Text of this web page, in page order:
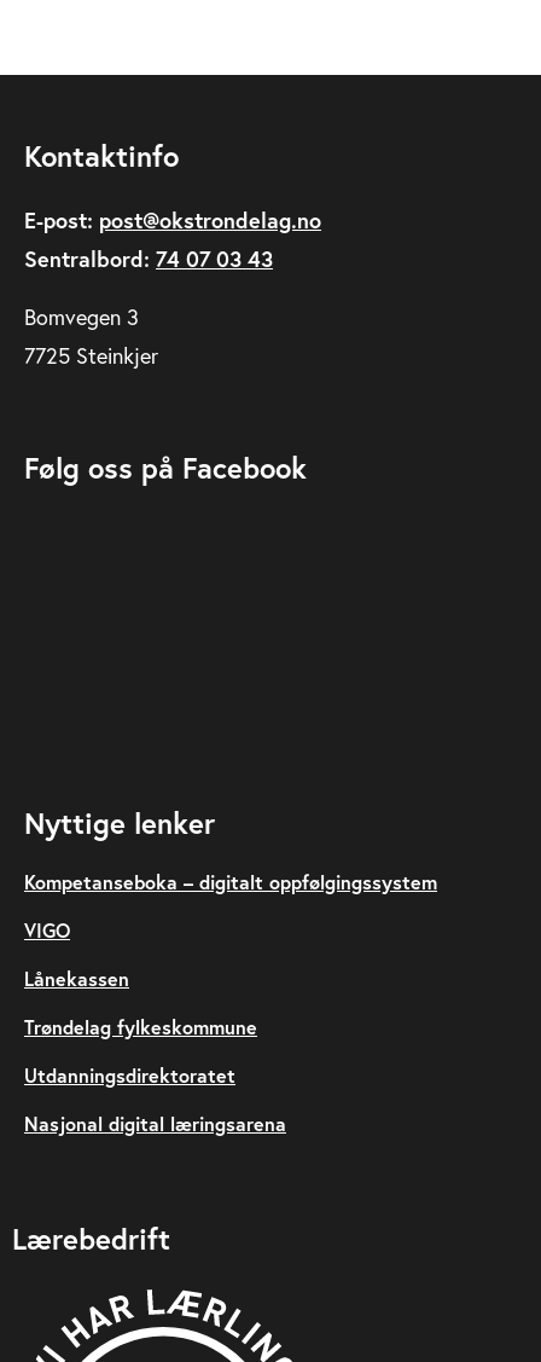
Kontaktinfo
E-post: post@okstrondelag.no
Sentralbord: 74 07 03 43
Bomvegen 3
7725 Steinkjer
Følg oss på Facebook
Nyttige lenker
Kompetanseboka – digitalt oppfølgingssystem
VIGO
Lånekassen
Trøndelag fylkeskommune
Utdanningsdirektoratet
Nasjonal digital læringsarena
Lærebedrift